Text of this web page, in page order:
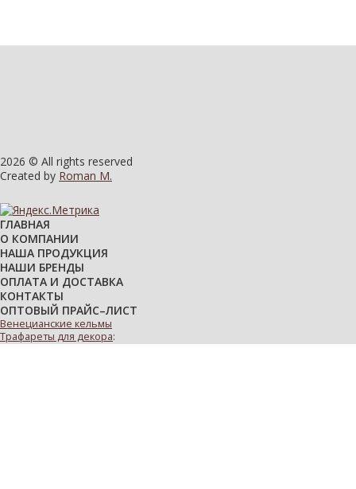
2026 © All rights reserved
Created by Roman M.
ГЛАВНАЯ
О КОМПАНИИ
НАША ПРОДУКЦИЯ
НАШИ БРЕНДЫ
ОПЛАТА И ДОСТАВКА
КОНТАКТЫ
ОПТОВЫЙ ПРАЙС–ЛИСТ
Венецианские кельмы
Трафареты для декора: